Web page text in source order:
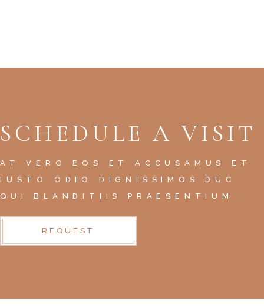
SCHEDULE A VISIT
AT VERO EOS ET ACCUSAMUS ET
IUSTO ODIO DIGNISSIMOS DUC
QUI BLANDITIIS PRAESENTIUM
REQUEST